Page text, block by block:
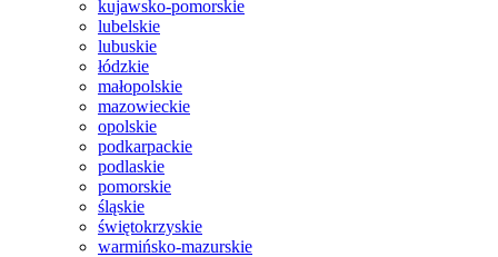
kujawsko-pomorskie
lubelskie
lubuskie
łódzkie
małopolskie
mazowieckie
opolskie
podkarpackie
podlaskie
pomorskie
śląskie
świętokrzyskie
warmińsko-mazurskie